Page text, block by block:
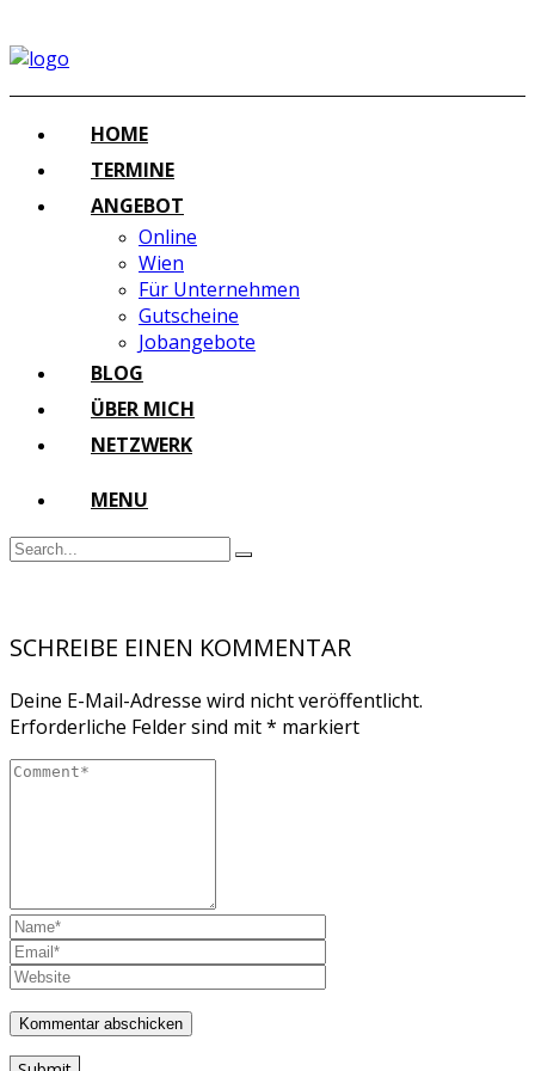
HOME
TERMINE
ANGEBOT
Online
Wien
Für Unternehmen
Gutscheine
Jobangebote
BLOG
ÜBER MICH
NETZWERK
MENU
SCHREIBE EINEN KOMMENTAR
Deine E-Mail-Adresse wird nicht veröffentlicht.
Erforderliche Felder sind mit* markiert